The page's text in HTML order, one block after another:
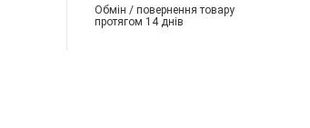
Обмін / повернення товару
протягом 14 днів